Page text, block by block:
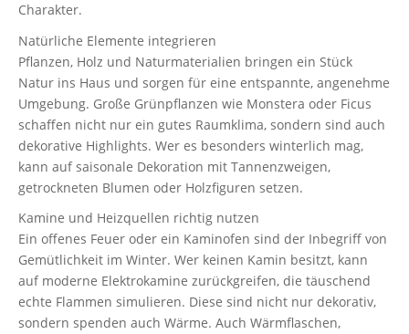
Charakter.
Natürliche Elemente integrieren
Pflanzen, Holz und Naturmaterialien bringen ein Stück
Natur ins Haus und sorgen für eine entspannte, angenehme
Umgebung. Große Grünpflanzen wie Monstera oder Ficus
schaffen nicht nur ein gutes Raumklima, sondern sind auch
dekorative Highlights. Wer es besonders winterlich mag,
kann auf saisonale Dekoration mit Tannenzweigen,
getrockneten Blumen oder Holzfiguren setzen.
Kamine und Heizquellen richtig nutzen
Ein offenes Feuer oder ein Kaminofen sind der Inbegriff von
Gemütlichkeit im Winter. Wer keinen Kamin besitzt, kann
auf moderne Elektrokamine zurückgreifen, die täuschend
echte Flammen simulieren. Diese sind nicht nur dekorativ,
sondern spenden auch Wärme. Auch Wärmflaschen,